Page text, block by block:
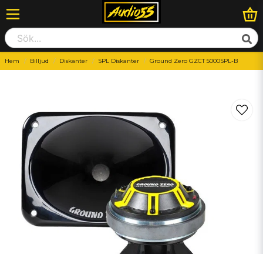
Hem Billjud Diskanter SPL Diskanter Ground Zero GZCT 5000SPL-B